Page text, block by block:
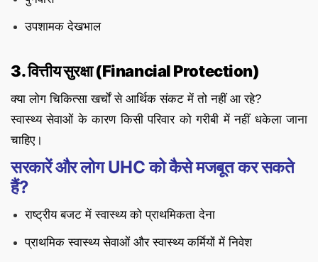
उपशामक देखभाल
3. वित्तीय सुरक्षा (Financial Protection)
क्या लोग चिकित्सा खर्चों से आर्थिक संकट में तो नहीं आ रहे?
स्वास्थ्य सेवाओं के कारण किसी परिवार को गरीबी में नहीं धकेला जाना
चाहिए।
सरकारें और लोग UHC को कैसे मजबूत कर सकते
हैं?
राष्ट्रीय बजट में स्वास्थ्य को प्राथमिकता देना
प्राथमिक स्वास्थ्य सेवाओं और स्वास्थ्य कर्मियों में निवेश